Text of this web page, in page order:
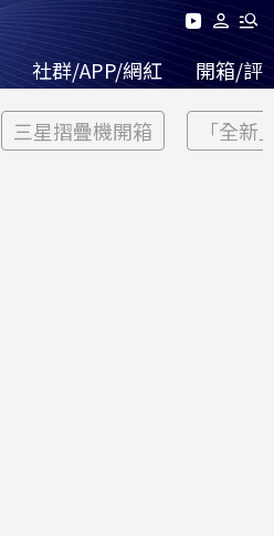
社群/APP/網紅 開箱/評
三星摺疊機開箱 「全新